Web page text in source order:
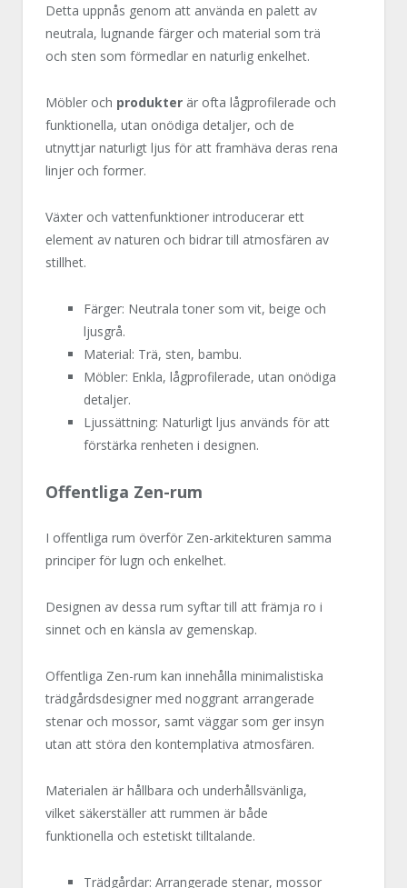
Detta uppnås genom att använda en palett av
neutrala, lugnande färger och material som trä
och sten som förmedlar en naturlig enkelhet.
Möbler och produkter är ofta lågprofilerade och
funktionella, utan onödiga detaljer, och de
utnyttjar naturligt ljus för att framhäva deras rena
linjer och former.
Växter och vattenfunktioner introducerar ett
element av naturen och bidrar till atmosfären av
stillhet.
Färger: Neutrala toner som vit, beige och
ljusgrå.
Material: Trä, sten, bambu.
Möbler: Enkla, lågprofilerade, utan onödiga
detaljer.
Ljussättning: Naturligt ljus används för att
förstärka renheten i designen.
Offentliga Zen-rum
I offentliga rum överför Zen-arkitekturen samma
principer för lugn och enkelhet.
Designen av dessa rum syftar till att främja ro i
sinnet och en känsla av gemenskap.
Offentliga Zen-rum kan innehålla minimalistiska
trädgårdsdesigner med noggrant arrangerade
stenar och mossor, samt väggar som ger insyn
utan att störa den kontemplativa atmosfären.
Materialen är hållbara och underhållsvänliga,
vilket säkerställer att rummen är både
funktionella och estetiskt tilltalande.
Trädgårdar: Arrangerade stenar, mossor